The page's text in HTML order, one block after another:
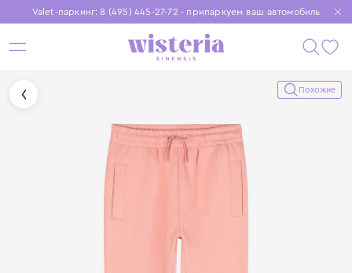
Valet-паркинг: 8 (495) 445-27-72 - припаркуем ваш автомобиль
Бесплатная доставка при заказе от 15 000 ₽
Установите приложение, чтобы покупки были еще удобнее
Похожие